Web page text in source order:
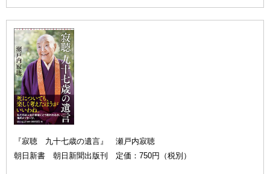
『寂聴 九十七歳の遺言』 瀬戸内寂聴
朝日新書 朝日新聞出版刊 定価：750円（税別）